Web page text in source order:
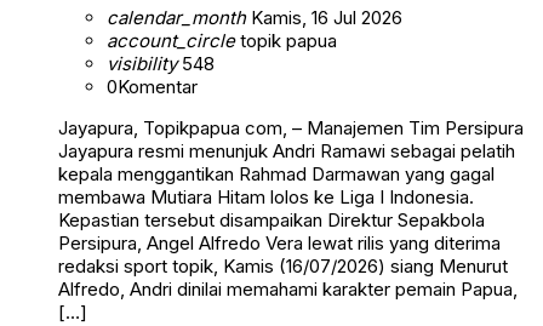
calendar_monthKamis, 16 Jul 2026
account_circletopik papua
visibility548
0Komentar
Jayapura, Topikpapua com, – Manajemen Tim Persipura
Jayapura resmi menunjuk Andri Ramawi sebagai pelatih
kepala menggantikan Rahmad Darmawan yang gagal
membawa Mutiara Hitam lolos ke Liga I Indonesia.
Kepastian tersebut disampaikan Direktur Sepakbola
Persipura, Angel Alfredo Vera lewat rilis yang diterima
redaksi sport topik, Kamis (16/07/2026) siang Menurut
Alfredo, Andri dinilai memahami karakter pemain Papua,
[…]